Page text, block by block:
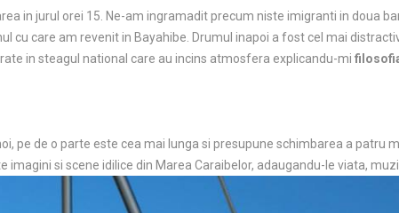
in jurul orei 15. Ne-am ingramadit precum niste imigranti in doua
cu care am revenit in Bayahibe. Drumul inapoi a fost cel mai
in steagul national care au incins atmosfera explicandu-mi
pe de o parte este cea mai lunga si presupune schimbarea a patru
imagini si scene idilice din Marea Caraibelor, adaugandu-le viata,